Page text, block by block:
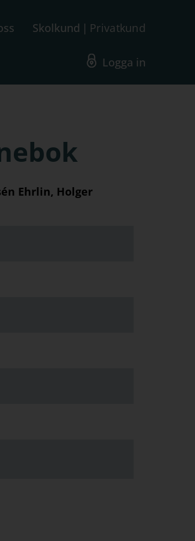
Skolkund Privatkund
Logga in
Ehrlin, Holger